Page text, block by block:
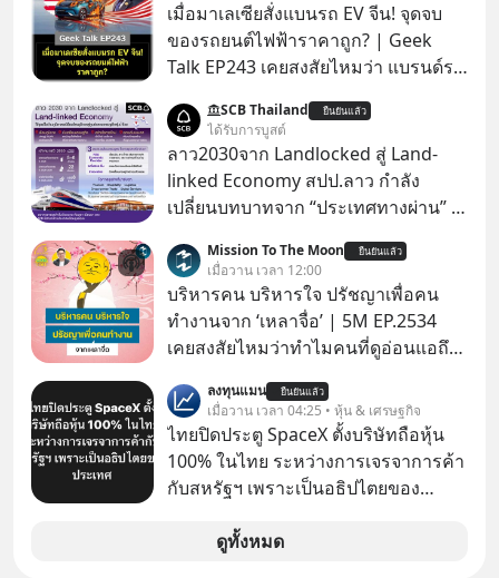
เมื่อมาเลเซียสั่งแบนรถ EV จีน! จุดจบ
ของรถยนต์ไฟฟ้าราคาถูก? | Geek
Talk EP243 เคยสงสัยไหมว่า แบรนด์รถ
ราบคาบ จะถูกสกัดดาวรุ่งจนต้องเบรก
หัวทิ่มได้อย่างไร? นี่คือเรื่องจริงที่เพิ่ง
เกิดขึ้นในมาเลเซีย เมื่อรัฐบาลประกาศ
งัด “กฎเหล็ก” สั่งบล็อกการนำเข้ารถ EV
กำแพงราคานำเข้าขั้นต่ำสูงถึง 1.7 ล้าน
บาท! งานนี้ทำเอาค่ายยักษ์ใหญ่อย่าง
BYD ที่เคยกวาดเรียบยอดขายถึงกับ
สะดุดไปไม่เป็น แต่เบื้องหลังมาตรการ
สุดโต่งนี้ ไม่ใช่แค่การกีดกันทางการค้า
ธรรมดา แต่มันคือแผนอุ้มชูแบรนด์แห่ง
ชาติอย่าง Proton เพื่อรักษาตำแหน่ง
งานนับแสนชีวิตในประเทศ ค่ายรถจีน
จะแก้เกมหมากกระดานนี้อย่างไร? และ
ทำไมเรื่องนี้ถึงสั่นสะเทือนวงการยาน
เบื้องหลังสงคราม EV สุดเดือดนี้กัน
SCB Thailand ยืนยันแล้ว
ได้รับการบูสต์
ลาว2030จาก Landlocked สู่ Land-
linked Economy สปป.ลาว กำลัง
เปลี่ยนบทบาทจาก “ประเทศทางผ่าน” สู่
ของอนุภูมิภาคลุ่มแม่น้ำโขง
Mission To The Moon ยืนยันแล้ว
เมื่อวาน เวลา 12:00
บริหารคน บริหารใจ ปรัชญาเพื่อคน
ทำงานจาก ‘เหลาจื่อ’ | 5M EP.2534
เคยสงสัยไหมว่าทำไมคนที่ดูอ่อนแอถึง
สถานการณ์ แล้วทำไมคนที่ไม่ออกแรง
ทำอะไรเลยถึงประสบความสำเร็จได้ไว
กว่าใครเพื่อน? ไม่แน่ว่าคนกลุ่มนี้อาจ
จะเป็นคนที่รู้จักบริหารใจตัวเอง และคน
สต์ 5M ในวันนี้จะพาทุกคนไปสำรวจวิธี
การบริหารคนและบริหารใจ ปรัชญา
ลงทุนแมน ยืนยันแล้ว
เมื่อวาน เวลา 04:25 • หุ้น & เศรษฐกิจ
ไทยปิดประตู SpaceX ตั้งบริษัทถือหุ้น
100% ในไทย ระหว่างการเจรจาการค้า
กับสหรัฐฯ เพราะเป็นอธิปไตยของ
ประกาศจุดยืนชัดเจนว่า จะไม่อนุญาต
ดูทั้งหมด